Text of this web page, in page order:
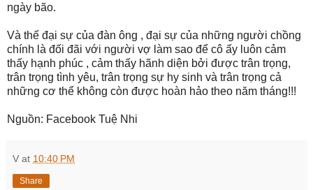
ngày bão.
Và thế đại sự của đàn ông , đại sự của những người chồng
chính là đối đãi với người vợ làm sao để cô ấy luôn cảm
thấy hạnh phúc , cảm thấy hãnh diện bởi được trân trọng,
trân trọng tình yêu, trân trọng sự hy sinh và trân trọng cả
những cơ thể không còn được hoàn hảo theo năm tháng!!!
Nguồn: Facebook Tuệ Nhi
V at 10:40 PM
Share